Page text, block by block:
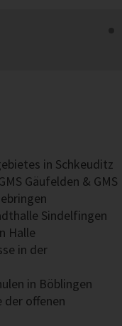
in Schkeuditz
Gäufelden & GMS
Sindelfingen
Halle
in der
in Böblingen
der offenen